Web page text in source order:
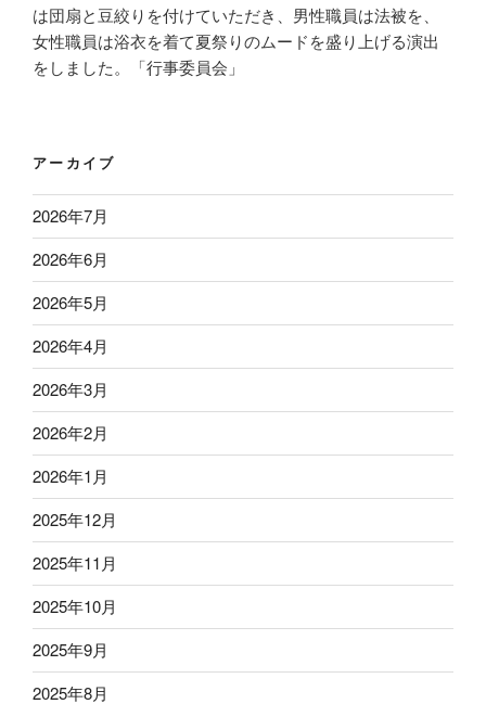
は団扇と豆絞りを付けていただき、男性職員は法被を、
女性職員は浴衣を着て夏祭りのムードを盛り上げる演出
をしました。「行事委員会」
アーカイブ
2026年7月
2026年6月
2026年5月
2026年4月
2026年3月
2026年2月
2026年1月
2025年12月
2025年11月
2025年10月
2025年9月
2025年8月